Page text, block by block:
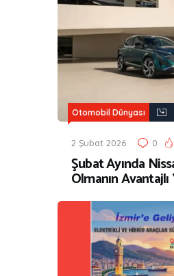
Otomobil Dünyası
2 Şubat 2026 0
Şubat Ayında
Olmanın Avantajlı